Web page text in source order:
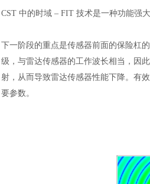
CST 中的时域 – FIT 技术是一种功能强
下一阶段的重点是传感器前面的保险杠
级，与雷达传感器的工作波长相当，因
射，从而导致雷达传感器性能下降。有
要参数。